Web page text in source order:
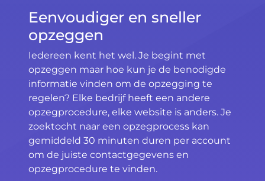
Eenvoudiger en sneller
opzeggen
Iedereen kent het wel. Je begint met
opzeggen maar hoe kun je de benodigde
informatie vinden om de opzegging te
regelen? Elke bedrijf heeft een andere
opzegprocedure, elke website is anders. Je
zoektocht naar een opzegprocess kan
gemiddeld 30 minuten duren per account
om de juiste contactgegevens en
opzegprocedure te vinden.